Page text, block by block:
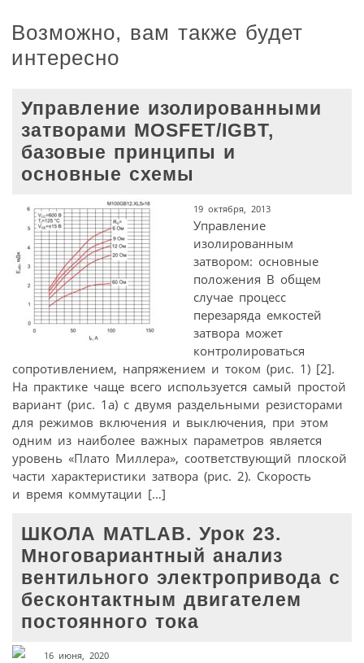
Возможно, вам также будет
интересно
Управление изолированными
затворами MOSFET/IGBT,
базовые принципы и
основные схемы
19 октября, 2013
Управление
изолированным
затвором: основные
положения В общем
случае процесс
перезаряда емкостей
затвора может
контролироваться
сопротивлением, напряжением и током (рис. 1) [2].
На практике чаще всего используется самый простой
вариант (рис. 1а) с двумя раздельными резисторами
для режимов включения и выключения, при этом
одним из наиболее важных параметров является
уровень «Плато Миллера», соответствующий плоской
части характеристики затвора (рис. 2). Скорость
и время коммутации […]
ШКОЛА MATLAB. Урок 23.
Многовариантный анализ
вентильного электропривода c
бесконтактным двигателем
постоянного тока
16 июня, 2020